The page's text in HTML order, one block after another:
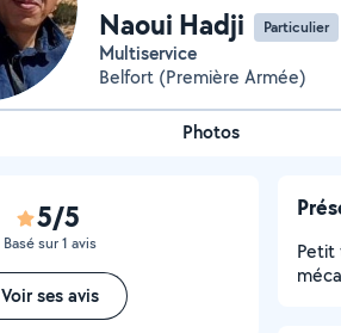
Naoui Hadji Particulier
Multiservice
Belfort (Première Armée)
Photos
5/5
Basé sur 1 avis
Voir ses avis
Petit